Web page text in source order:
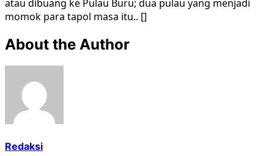
atau dibuang ke Pulau Buru; dua pulau yang menjadi
momok para tapol masa itu.. []
About the Author
Redaksi